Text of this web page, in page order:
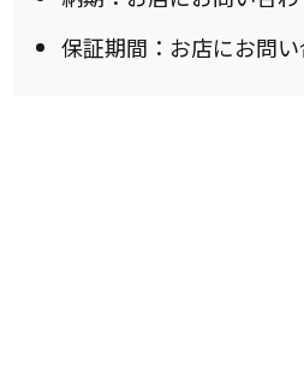
保証期間：お店にお問